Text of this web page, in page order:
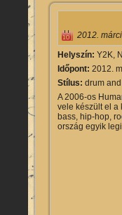
2012.
Helyszín: Y2K,
Időpont: 2012.
Stílus: drum
A 2006-os
vele készült el a
bass, hip-hop,
ország egyik